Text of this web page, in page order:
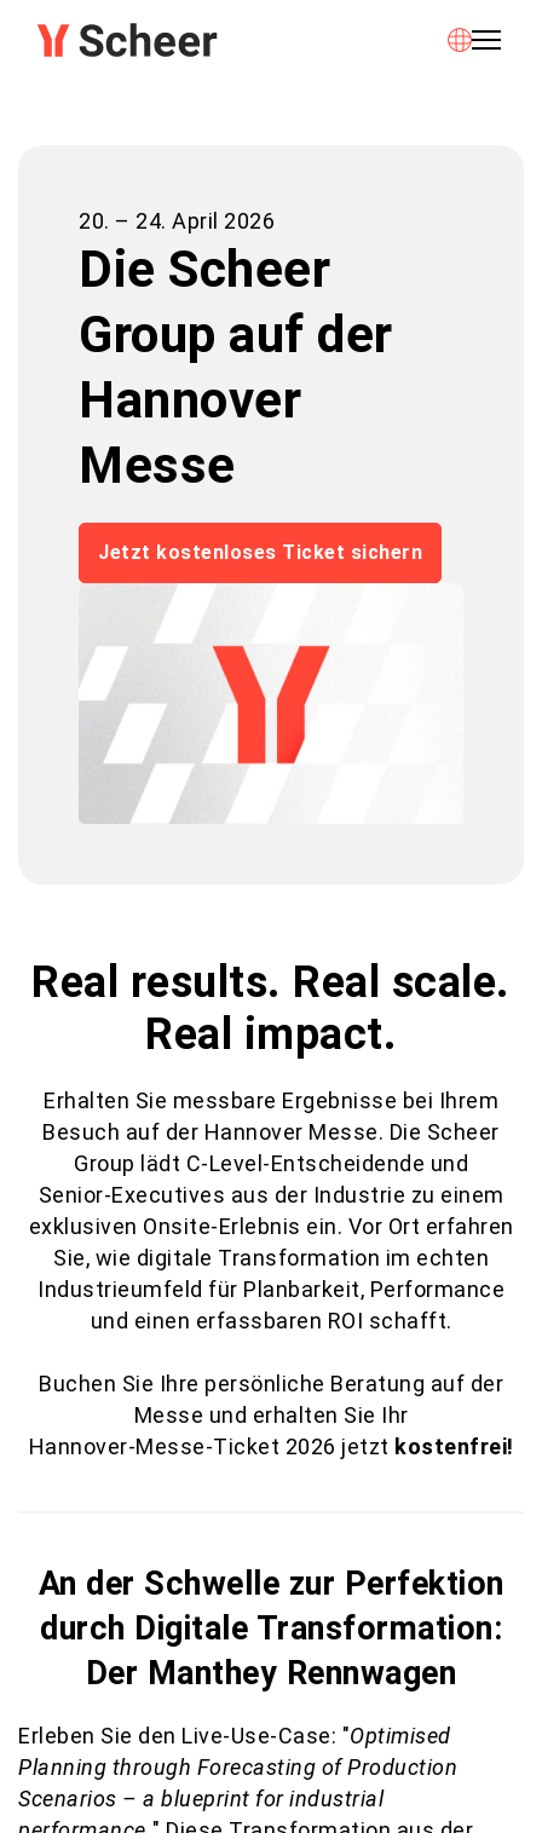
20. – 24. April 2026
Die Scheer
Group auf der
Hannover
Messe
Jetzt kostenloses Ticket sichern
Real results. Real scale.
Real impact.
Erhalten Sie messbare Ergebnisse bei Ihrem
Besuch auf der Hannover Messe. Die Scheer
Group lädt C‑Level‑Entscheidende und
Senior‑Executives aus der Industrie zu einem
exklusiven Onsite‑Erlebnis ein. Vor Ort erfahren
Sie, wie digitale Transformation im echten
Industrieumfeld für Planbarkeit, Performance
und einen erfassbaren ROI schafft.
Buchen Sie Ihre persönliche Beratung auf der
Messe und erhalten Sie Ihr
Hannover‑Messe‑Ticket 2026 jetzt kostenfrei!
An der Schwelle zur Perfektion
durch Digitale Transformation:
Der Manthey Rennwagen
Erleben Sie den Live-Use-Case: "Optimised
Planning through Forecasting of Production
Scenarios – a blueprint for industrial